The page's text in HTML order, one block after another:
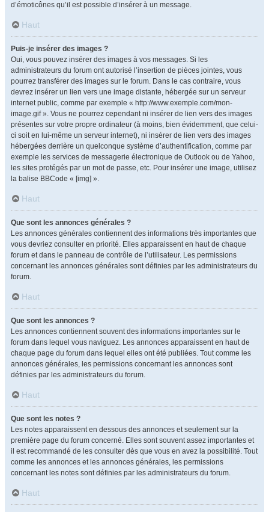
d’émoticônes qu’il est possible d’insérer à un message.
Haut
Puis-je insérer des images ?
Oui, vous pouvez insérer des images à vos messages. Si les
administrateurs du forum ont autorisé l’insertion de pièces jointes, vous
pourrez transférer des images sur le forum. Dans le cas contraire, vous
devrez insérer un lien vers une image distante, hébergée sur un serveur
internet public, comme par exemple « http://www.exemple.com/mon-
image.gif ». Vous ne pourrez cependant ni insérer de lien vers des images
présentes sur votre propre ordinateur (à moins, bien évidemment, que celui-
ci soit en lui-même un serveur internet), ni insérer de lien vers des images
hébergées derrière un quelconque système d’authentification, comme par
exemple les services de messagerie électronique de Outlook ou de Yahoo,
les sites protégés par un mot de passe, etc. Pour insérer une image, utilisez
la balise BBCode « [img] ».
Haut
Que sont les annonces générales ?
Les annonces générales contiennent des informations très importantes que
vous devriez consulter en priorité. Elles apparaissent en haut de chaque
forum et dans le panneau de contrôle de l’utilisateur. Les permissions
concernant les annonces générales sont définies par les administrateurs du
forum.
Haut
Que sont les annonces ?
Les annonces contiennent souvent des informations importantes sur le
forum dans lequel vous naviguez. Les annonces apparaissent en haut de
chaque page du forum dans lequel elles ont été publiées. Tout comme les
annonces générales, les permissions concernant les annonces sont
définies par les administrateurs du forum.
Haut
Que sont les notes ?
Les notes apparaissent en dessous des annonces et seulement sur la
première page du forum concerné. Elles sont souvent assez importantes et
il est recommandé de les consulter dès que vous en avez la possibilité. Tout
comme les annonces et les annonces générales, les permissions
concernant les notes sont définies par les administrateurs du forum.
Haut